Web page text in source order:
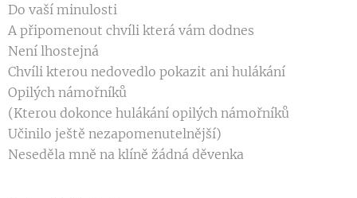
Do vaší minulosti
A připomenout chvíli která vám dodnes
Není lhostejná
Chvíli kterou nedovedlo pokazit ani hulákání
Opilých námořníků
(Kterou dokonce hulákání opilých námořníků
Učinilo ještě nezapomenutelnější)
Neseděla mně na klíně žádná děvenka